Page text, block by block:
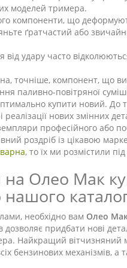
моделей тримера.
компоненти, що
ґратчастий або
удару часто
точніше, компонент, що
паливно-повітряної
купити новий. До
нових змінних
професійного або
роздріб із цікавою
, то їх ми розмістили
Олео Мак
нашого
необхідно вам Олео
придбати нові
Найкращий вітчизняний
бензинових механізмів, а